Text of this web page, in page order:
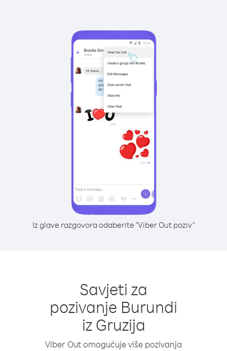
Iz glave razgovora odaberite "Viber Out poziv"
Savjeti za
pozivanje Burundi
iz Gruzija
Viber Out omogućuje više pozivanja